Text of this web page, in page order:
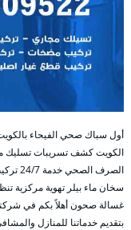
أول سباك صحي الفيحاء
الكويت كشف تسريبات تسليك
سخان ماء بيلر تهوية مركزية
غسالة صحون أهلاً بكم في
بتقديم خدماتنا للمنازل